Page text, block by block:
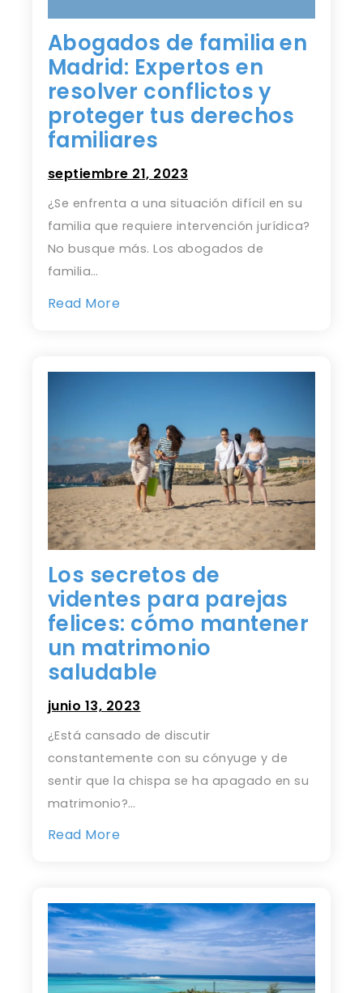
Abogados de familia en
Madrid: Expertos en
resolver conflictos y
proteger tus derechos
familiares
septiembre 21, 2023
¿Se enfrenta a una situación difícil en su
familia que requiere intervención jurídica?
No busque más. Los abogados de
familia…
Read More
Los secretos de
videntes para parejas
felices: cómo mantener
un matrimonio
saludable
junio 13, 2023
¿Está cansado de discutir
constantemente con su cónyuge y de
sentir que la chispa se ha apagado en su
matrimonio?…
Read More